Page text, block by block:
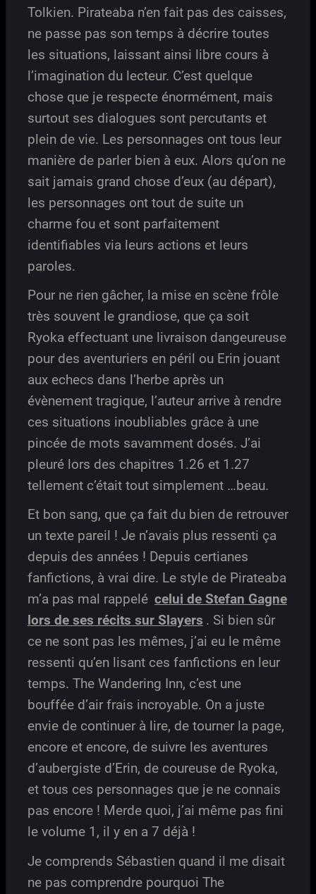
Tolkien. Pirateaba n’en fait pas des caisses,
ne passe pas son temps à décrire toutes
les situations, laissant ainsi libre cours à
l’imagination du lecteur. C’est quelque
chose que je respecte énormément, mais
surtout ses dialogues sont percutants et
plein de vie. Les personnages ont tous leur
manière de parler bien à eux. Alors qu’on ne
sait jamais grand chose d’eux (au départ),
les personnages ont tout de suite un
charme fou et sont parfaitement
identifiables via leurs actions et leurs
paroles.
Pour ne rien gâcher, la mise en scène frôle
très souvent le grandiose, que ça soit
Ryoka effectuant une livraison dangeureuse
pour des aventuriers en péril ou Erin jouant
aux echecs dans l’herbe après un
évènement tragique, l’auteur arrive à rendre
ces situations inoubliables grâce à une
pincée de mots savamment dosés. J’ai
pleuré lors des chapitres 1.26 et 1.27
tellement c’était tout simplement …beau.
Et bon sang, que ça fait du bien de retrouver
un texte pareil ! Je n’avais plus ressenti ça
depuis des années ! Depuis certianes
fanfictions, à vrai dire. Le style de Pirateaba
m’a pas mal rappelé celui de Stefan Gagne
lors de ses récits sur Slayers . Si bien sûr
ce ne sont pas les mêmes, j’ai eu le même
ressenti qu’en lisant ces fanfictions en leur
temps. The Wandering Inn, c’est une
bouffée d’air frais incroyable. On a juste
envie de continuer à lire, de tourner la page,
encore et encore, de suivre les aventures
d’aubergiste d’Erin, de coureuse de Ryoka,
et tous ces personnages que je ne connais
pas encore ! Merde quoi, j’ai même pas fini
le volume 1, il y en a 7 déjà !
Je comprends Sébastien quand il me disait
ne pas comprendre pourquoi The